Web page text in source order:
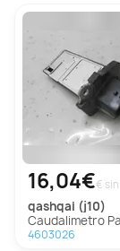
16,04€€ sin
qashqai (j10)
Caudalimetro Para
4603026